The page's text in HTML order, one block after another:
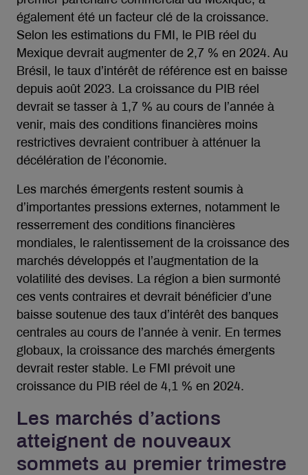
également été un facteur clé de la croissance.
Selon les estimations du FMI, le PIB réel du
Mexique devrait augmenter de 2,7 % en 2024. Au
Brésil, le taux d’intérêt de référence est en baisse
depuis août 2023. La croissance du PIB réel
devrait se tasser à 1,7 % au cours de l’année à
venir, mais des conditions financières moins
restrictives devraient contribuer à atténuer la
décélération de l’économie.
Les marchés émergents restent soumis à
d’importantes pressions externes, notamment le
resserrement des conditions financières
mondiales, le ralentissement de la croissance des
marchés développés et l’augmentation de la
volatilité des devises. La région a bien surmonté
ces vents contraires et devrait bénéficier d’une
baisse soutenue des taux d’intérêt des banques
centrales au cours de l’année à venir. En termes
globaux, la croissance des marchés émergents
devrait rester stable. Le FMI prévoit une
croissance du PIB réel de 4,1 % en 2024.
Les marchés d’actions
atteignent de nouveaux
sommets au premier trimestre